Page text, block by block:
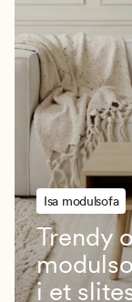
Isa modulsofa
Trendy
i et